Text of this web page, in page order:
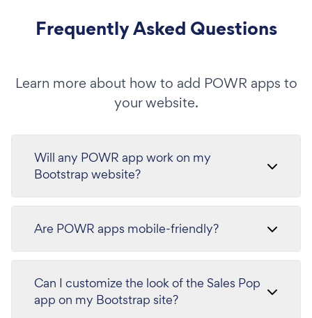
Frequently Asked Questions
Learn more about how to add POWR apps to
your website.
Will any POWR app work on my
Bootstrap website?
Are POWR apps mobile-friendly?
Can I customize the look of the Sales Pop
app on my Bootstrap site?